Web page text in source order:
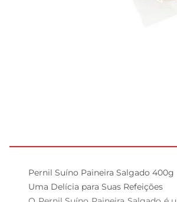
Pernil Suíno Paineira Salgado 400g
Uma Delícia para Suas Refeições